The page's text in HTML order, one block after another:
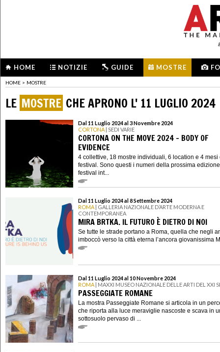
HOME NOTIZIE GUIDE MOSTRE
HOME > MOSTRE
LE MOSTRE CHE APRONO L' 11 LUGLIO 2024
Dal 11 Luglio 2024 al 3 Novembre 2024
CORTONA | SEDI VARIE
CORTONA ON THE MOVE 2024 - BODY OF
EVIDENCE
4 collettive, 18 mostre individuali, 6 location e 4 mesi
festival. Sono questi i numeri della prossima
festival int...
Dal 11 Luglio 2024 al 8 Settembre 2024
ROMA | GALLERIA NAZIONALE D’ARTE MODERNA E
CONTEMPORANEA
MIRA BRTKA. IL FUTURO È DIETRO DI NOI
Se tutte le strade portano a Roma, quella che negli
imboccò verso la città eterna l’ancora giovanissima
Dal 11 Luglio 2024 al 10 Novembre 2024
ROMA | MAXXI MUSEO NAZIONALE DELLE ARTI DEL XXI
PASSEGGIATE ROMANE
La mostra Passeggiate Romane si articola in un
che riporta alla luce meraviglie nascoste e scava in
sottosuolo pervaso di ...